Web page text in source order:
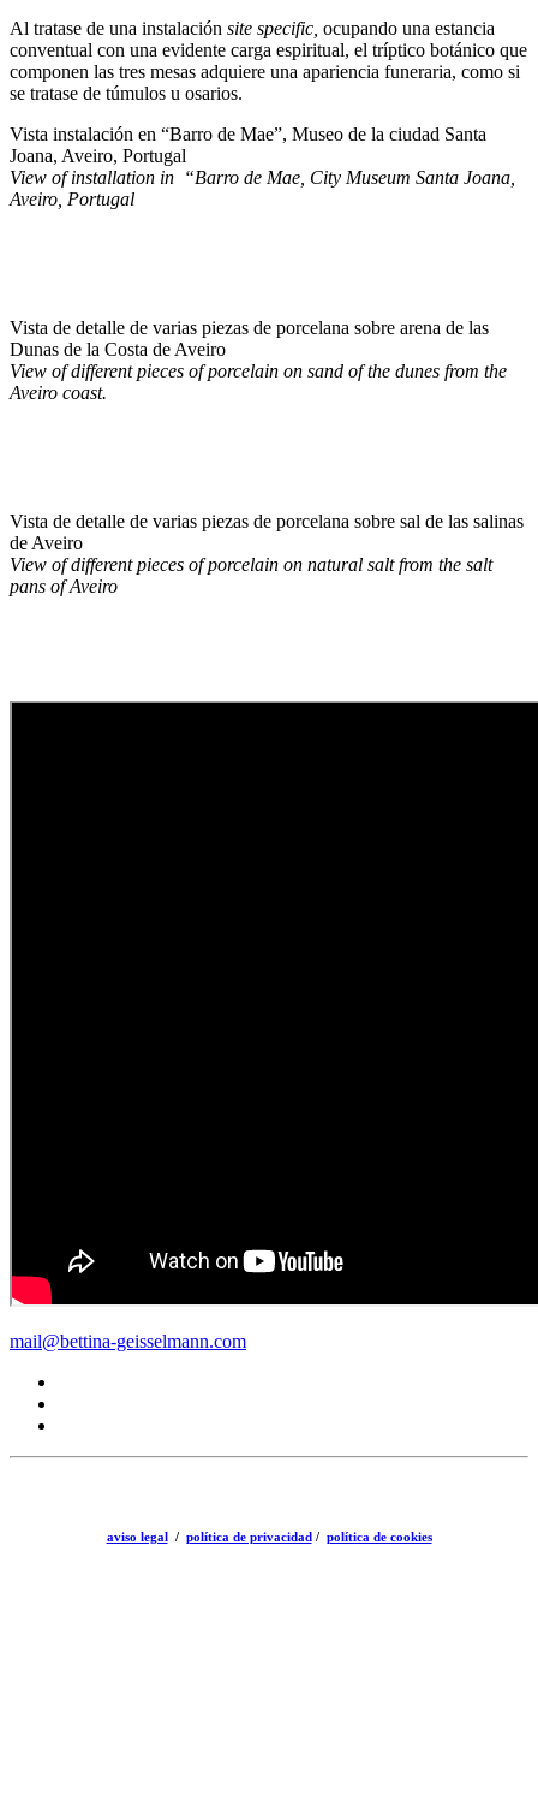
Al tratase de una instalación site specific, ocupando una estancia
conventual con una evidente carga espiritual, el tríptico botánico que
componen las tres mesas adquiere una apariencia funeraria, como si
se tratase de túmulos u osarios.
Vista instalación en “Barro de Mae”, Museo de la ciudad Santa
Joana, Aveiro, Portugal
View of installation in “Barro de Mae, City Museum Santa Joana,
Aveiro, Portugal
Vista de detalle de varias piezas de porcelana sobre arena de las
Dunas de la Costa de Aveiro
View of different pieces of porcelain on sand of the dunes from the
Aveiro coast.
Vista de detalle de varias piezas de porcelana sobre sal de las salinas
de Aveiro
View of different pieces of porcelain on natural salt from the salt
pans of Aveiro
mail@bettina-geisselmann.com
aviso legal/ política de privacidad/ política de cookies